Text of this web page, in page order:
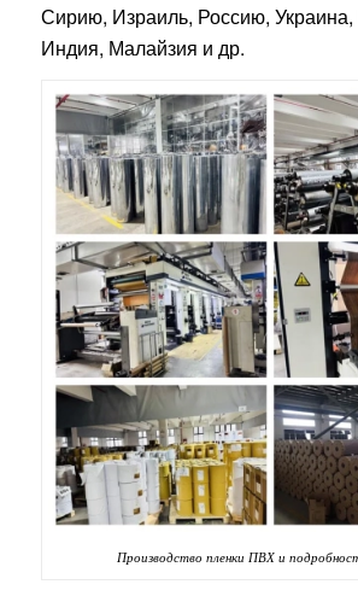
Сирию, Израиль, Россию, Украина,
Индия, Малайзия и др.
Производство пленки ПВХ и